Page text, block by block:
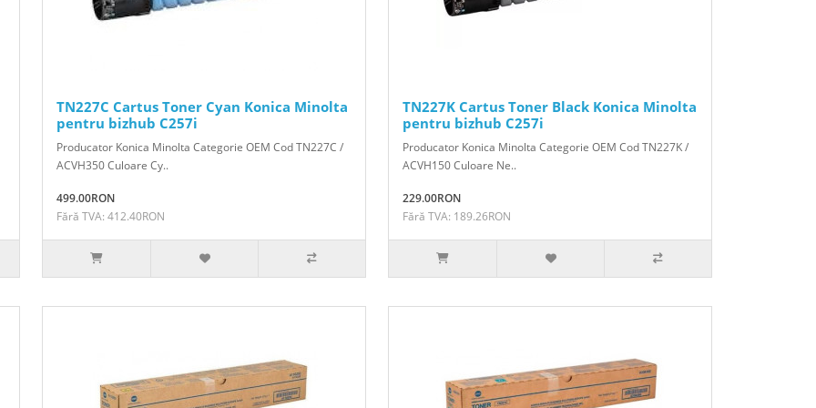
TN227C Cartus Toner Cyan Konica Minolta
pentru bizhub C257i
Producator Konica Minolta Categorie OEM Cod TN227C /
ACVH350 Culoare Cy..
499.00RON
Fără TVA: 412.40RON
TN227K Cartus Toner Black Konica Minolta
pentru bizhub C257i
Producator Konica Minolta Categorie OEM Cod TN227K /
ACVH150 Culoare Ne..
229.00RON
Fără TVA: 189.26RON